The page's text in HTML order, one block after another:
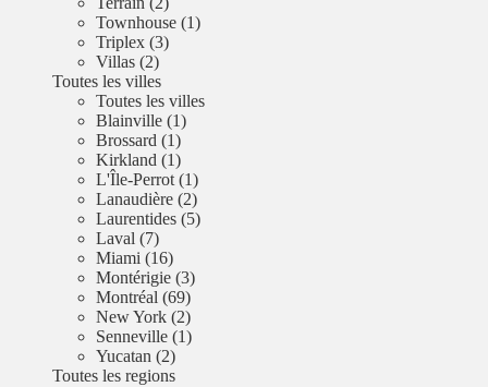
Townhouse (1)
Triplex (3)
Villas (2)
Toutes les villes
Toutes les villes
Blainville (1)
Brossard (1)
Kirkland (1)
L'Île-Perrot (1)
Lanaudière (2)
Laurentides (5)
Laval (7)
Miami (16)
Montérigie (3)
Montréal (69)
New York (2)
Senneville (1)
Yucatan (2)
Toutes les regions